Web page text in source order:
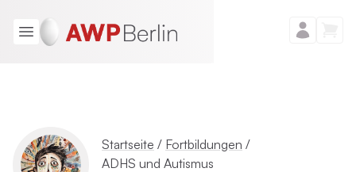
Startseite / Fortbildungen /
ADHS und Autismus